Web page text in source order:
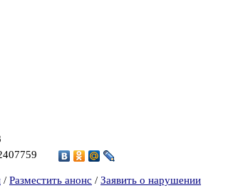
/ Разместить анонс / Заявить о нарушении